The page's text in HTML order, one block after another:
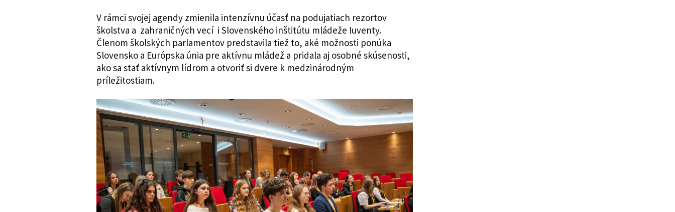
V rámci svojej agendy zmienila intenzívnu účasť na podujatiach rezortov
školstva a zahraničných vecí i Slovenského inštitútu mládeže Iuventy.
Členom školských parlamentov predstavila tiež to, aké možnosti ponúka
Slovensko a Európska únia pre aktívnu mládež a pridala aj osobné skúsenosti,
ako sa stať aktívnym lídrom a otvoriť si dvere k medzinárodným
príležitostiam.